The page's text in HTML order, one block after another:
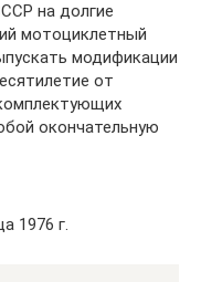
на долгие
мотоциклетный
модификации
от
окончательную
1976 г.